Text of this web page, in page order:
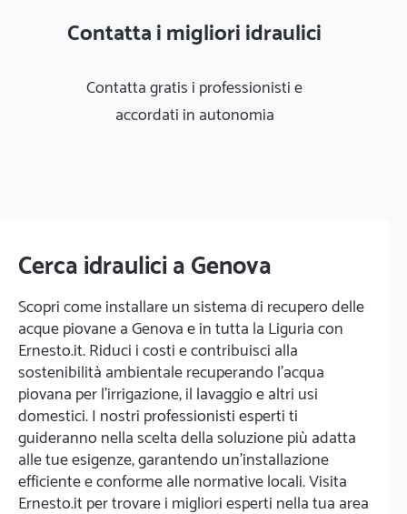
Contatta i migliori idraulici
Contatta gratis i professionisti e
accordati in autonomia
Cerca idraulici a Genova
Scopri come installare un sistema di recupero delle
acque piovane a Genova e in tutta la Liguria con
Ernesto.it. Riduci i costi e contribuisci alla
sostenibilità ambientale recuperando l'acqua
piovana per l'irrigazione, il lavaggio e altri usi
domestici. I nostri professionisti esperti ti
guideranno nella scelta della soluzione più adatta
alle tue esigenze, garantendo un'installazione
efficiente e conforme alle normative locali. Visita
Ernesto.it per trovare i migliori esperti nella tua area